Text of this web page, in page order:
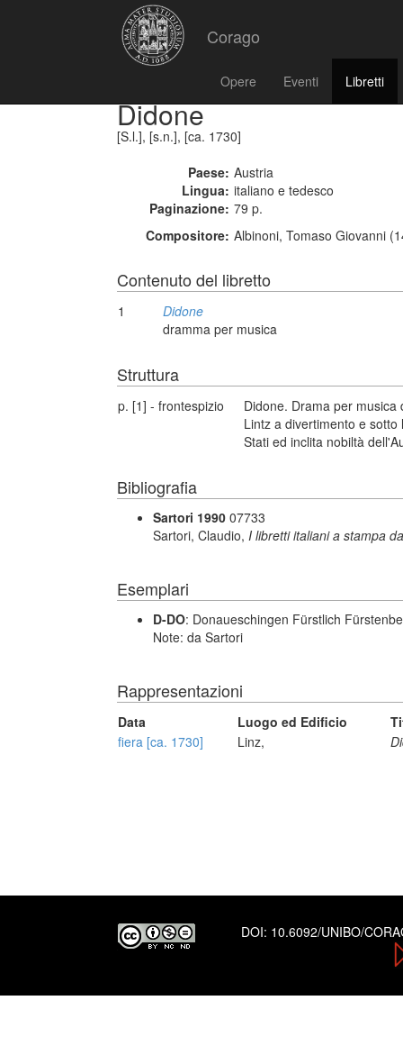
Corago
Opere Eventi Libretti
Didone
[S.l.], [s.n.], [ca. 1730]
Paese: Austria
Lingua: italiano e tedesco
Paginazione: 79 p.
Compositore: Albinoni, Tomaso Giovanni
Contenuto del libretto
1
Didone
dramma per musica
Struttura
p. [1] - frontespizio
Didone. Drama per
Lintz a divertimento e
Stati ed inclita nobiltà
Bibliografia
Sartori 1990 07733
Sartori, Claudio, I libretti italiani a stampa
Esemplari
D-DO: Donaueschingen Fürstlich
Note: da Sartori
Rappresentazioni
Data Luogo ed Edificio
fiera [ca. 1730]
Linz,
DOI: 10.6092/UNIBO/